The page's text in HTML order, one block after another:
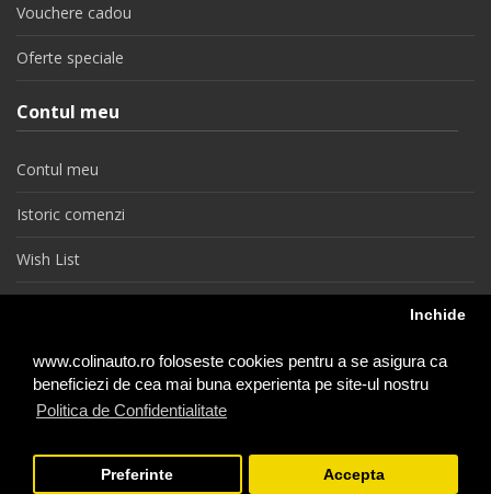
www.colinauto.ro foloseste cookies pentru a se asigura ca
beneficiezi de cea mai buna experienta pe site-ul nostru
Politica de Confidentialitate
Inchide
Preferinte Accepta
Vouchere cadou
Oferte speciale
Contul meu
Contul meu
Istoric comenzi
Wish List